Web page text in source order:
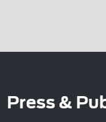
Press &